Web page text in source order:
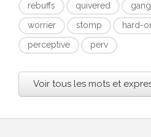
rebuffs quivered
worrier
stomp hard-
perceptive
perv
Voir tous les mots et